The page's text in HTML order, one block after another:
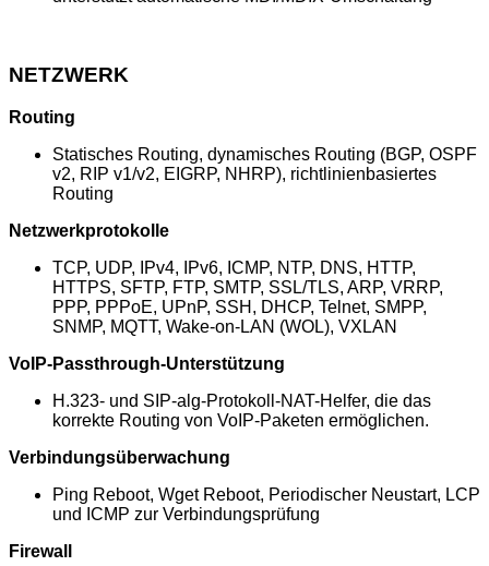
NETZWERK
Routing
Statisches Routing, dynamisches Routing (BGP, OSPF
v2, RIP v1/v2, EIGRP, NHRP), richtlinienbasiertes
Routing
Netzwerkprotokolle
TCP, UDP, IPv4, IPv6, ICMP, NTP, DNS, HTTP,
HTTPS, SFTP, FTP, SMTP, SSL/TLS, ARP, VRRP,
PPP, PPPoE, UPnP, SSH, DHCP, Telnet, SMPP,
SNMP, MQTT, Wake-on-LAN (WOL), VXLAN
VoIP-Passthrough-Unterstützung
H.323- und SIP-alg-Protokoll-NAT-Helfer, die das
korrekte Routing von VoIP-Paketen ermöglichen.
Verbindungsüberwachung
Ping Reboot, Wget Reboot, Periodischer Neustart, LCP
und ICMP zur Verbindungsprüfung
Firewall